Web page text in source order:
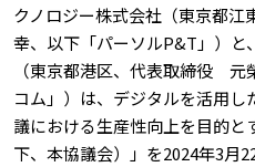
クノロジー株式会社（東京都江
幸、以下「パーソルP&T」）と
（東京都港区、代表取締役 元
コム」）は、デジタルを活用
議における生産性向上を目的と
下、本協議会）」を2024年3月